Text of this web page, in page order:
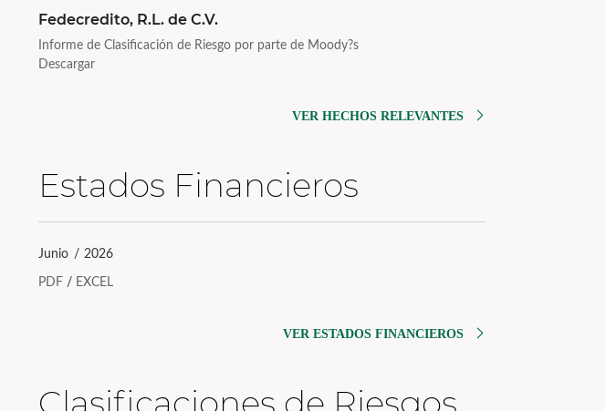
Fedecredito, R.L. de C.V.
Informe de Clasificación de Riesgo por parte de Moody?s
Descargar
VER HECHOS RELEVANTES
Estados Financieros
Junio / 2026
PDF / EXCEL
VER ESTADOS FINANCIEROS
Clasificaciones de Riesgos